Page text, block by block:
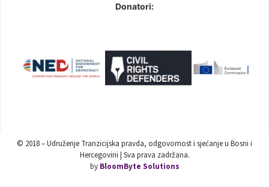
Donatori:
© 2018 – Udruženje Tranzicijska pravda, odgovornost i sjećanje u Bosni i
Hercegovini | Sva prava zadržana.
by BloomByte Solutions